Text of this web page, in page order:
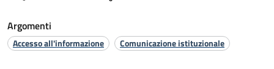
Argomenti
Accesso all'informazione Comunicazione istituzionale